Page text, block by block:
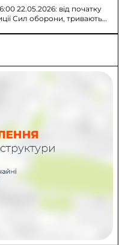
22.05.2026: від початку
Сил оборони, тривають